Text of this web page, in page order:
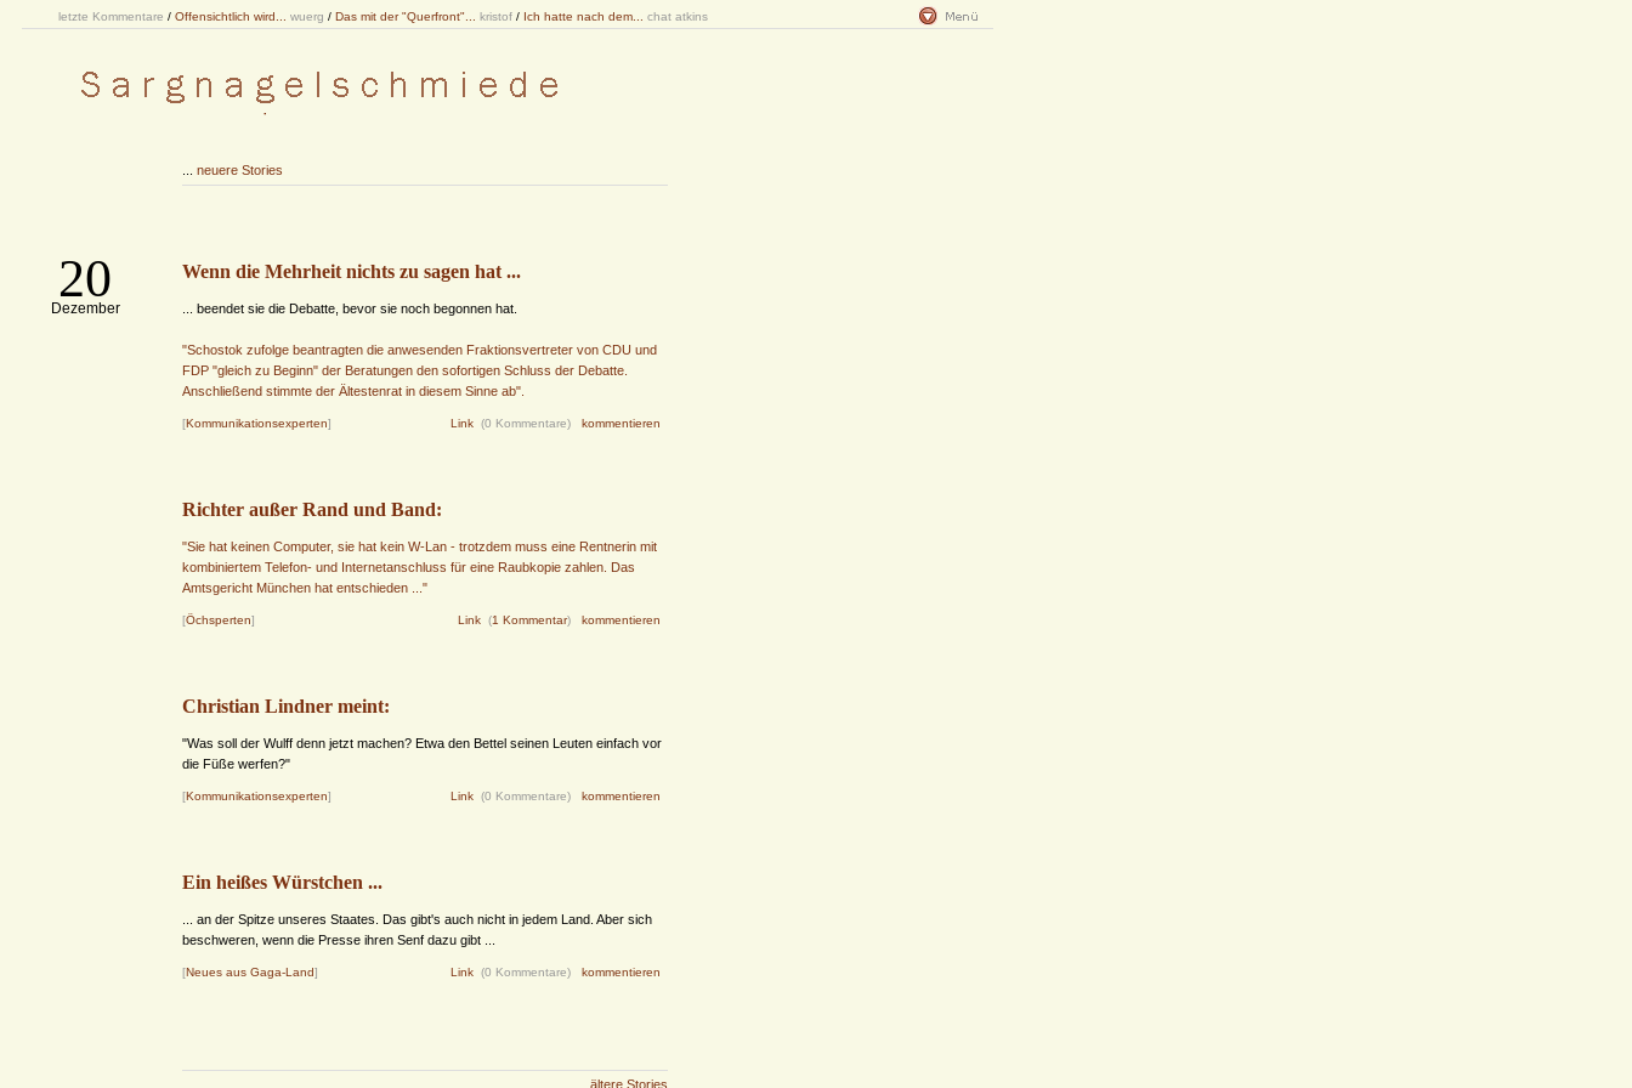
letzte Kommentare / Offensichtlich wird... wuerg / Das mit der "Querfront"... kristof / Ich hatte nach dem... chat atkins
neuere Stories
20
Dezember
Wenn die Mehrheit nichts zu sagen hat ...
... beendet sie die Debatte, bevor sie noch begonnen hat.
"Schostok zufolge beantragten die anwesenden Fraktionsvertreter von CDU und
FDP "gleich zu Beginn" der Beratungen den sofortigen Schluss der Debatte.
Anschließend stimmte der Ältestenrat in diesem Sinne ab".
[Kommunikationsexperten] Link (0 Kommentare) kommentieren
Richter außer Rand und Band:
"Sie hat keinen Computer, sie hat kein W-Lan - trotzdem muss eine Rentnerin mit
kombiniertem Telefon- und Internetanschluss für eine Raubkopie zahlen. Das
Amtsgericht München hat entschieden ..."
[Öchsperten] Link (1 Kommentar) kommentieren
Christian Lindner meint:
"Was soll der Wulff denn jetzt machen? Etwa den Bettel seinen Leuten einfach vor
die Füße werfen?"
[Kommunikationsexperten] Link (0 Kommentare) kommentieren
Ein heißes Würstchen ...
... an der Spitze unseres Staates. Das gibt's auch nicht in jedem Land. Aber sich
beschweren, wenn die Presse ihren Senf dazu gibt ...
[Neues aus Gaga-Land] Link (0 Kommentare) kommentieren
ältere Stories